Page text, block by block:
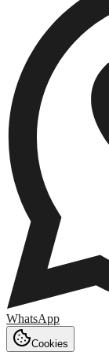
WhatsApp
Cookies